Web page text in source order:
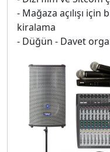
- Mağaza açılışı
kiralama
- Düğün - Davet